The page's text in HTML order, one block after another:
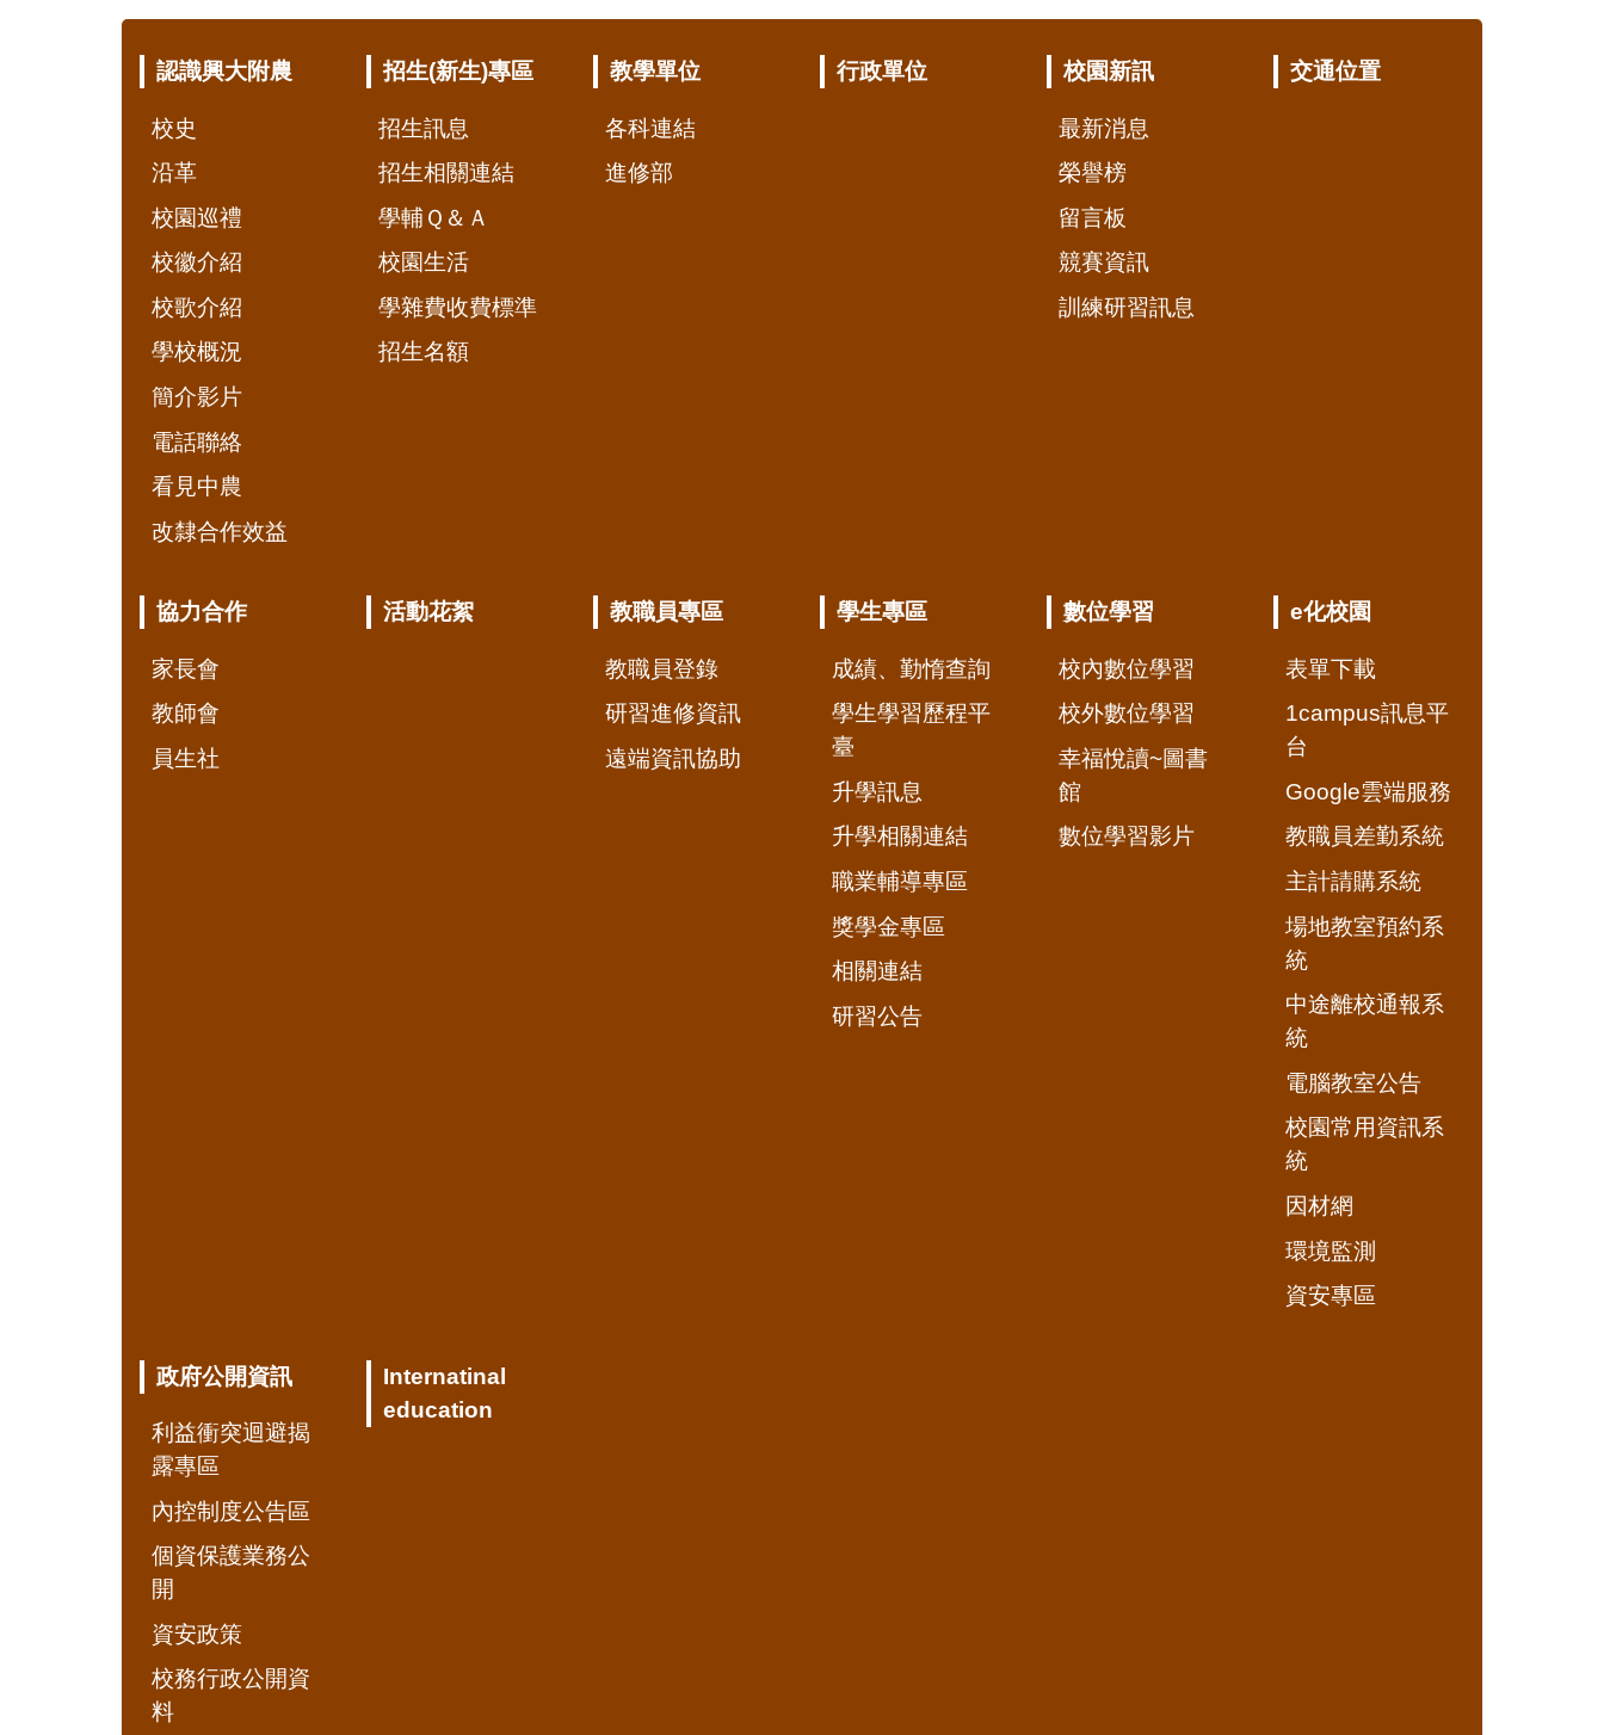
認識興大附農
校史
沿革
校園巡禮
校徽介紹
校歌介紹
學校概況
簡介影片
電話聯絡
看見中農
改隸合作效益
招生(新生)專區
招生訊息
招生相關連結
學輔Ｑ＆Ａ
校園生活
學雜費收費標準
招生名額
教學單位
各科連結
進修部
行政單位 校園新訊
最新消息
榮譽榜
留言板
競賽資訊
訓練研習訊息
交通位置
協力合作
家長會
教師會
員生社
活動花絮 教職員專區
教職員登錄
研習進修資訊
遠端資訊協助
學生專區
成績、勤惰查詢
學生學習歷程平
臺
升學訊息
升學相關連結
職業輔導專區
獎學金專區
相關連結
研習公告
數位學習
校內數位學習
校外數位學習
幸福悅讀~圖書
館
數位學習影片
e化校園
表單下載
1campus訊息平
台
Google雲端服務
教職員差勤系統
主計請購系統
場地教室預約系
統
中途離校通報系
統
電腦教室公告
校園常用資訊系
統
因材網
環境監測
資安專區
政府公開資訊
利益衝突迴避揭
露專區
內控制度公告區
個資保護業務公
開
資安政策
校務行政公開資
料
Internatinal
education